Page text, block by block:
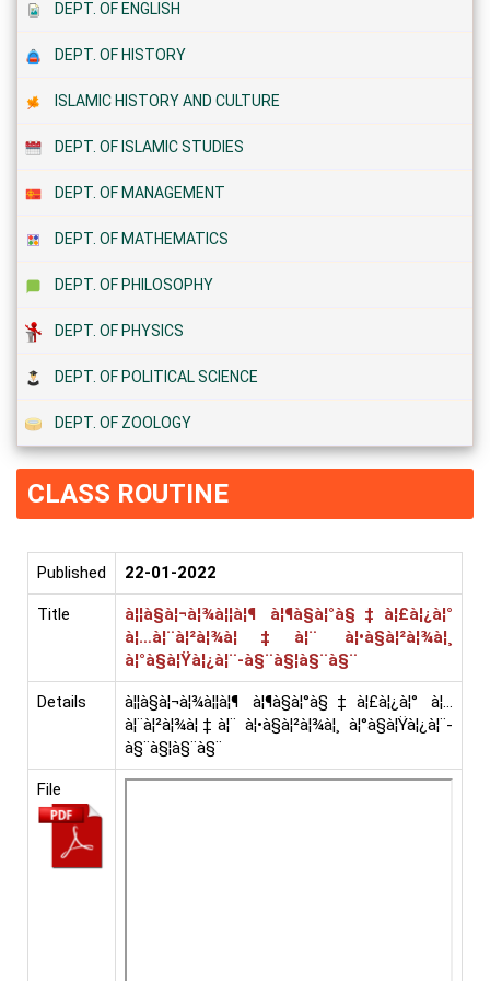
DEPT. OF ENGLISH
DEPT. OF HISTORY
ISLAMIC HISTORY AND CULTURE
DEPT. OF ISLAMIC STUDIES
DEPT. OF MANAGEMENT
DEPT. OF MATHEMATICS
DEPT. OF PHILOSOPHY
DEPT. OF PHYSICS
DEPT. OF POLITICAL SCIENCE
DEPT. OF ZOOLOGY
CLASS ROUTINE
Published 22-01-2022
Title
à¦¦à§à¦¬à¦¾à¦¦à¦¶ à¦¶à§à¦°à§‡à¦£à¦¿à¦°
à¦…à¦¨à¦²à¦¾à¦‡à¦¨ à¦•à§à¦²à¦¾à¦¸
à¦°à§à¦Ÿà¦¿à¦¨-à§¨à§¦à§¨à§¨
Details
à¦¦à§à¦¬à¦¾à¦¦à¦¶ à¦¶à§à¦°à§‡à¦£à¦¿à¦° à¦…
à¦¨à¦²à¦¾à¦‡à¦¨ à¦•à§à¦²à¦¾à¦¸ à¦°à§à¦Ÿà¦¿à¦¨-
à§¨à§¦à§¨à§¨
File